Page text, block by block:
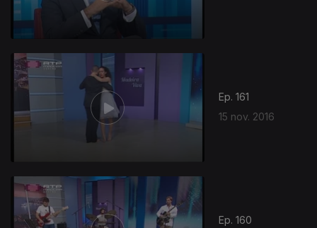
Ep. 161
15 nov. 2016
Ep. 160